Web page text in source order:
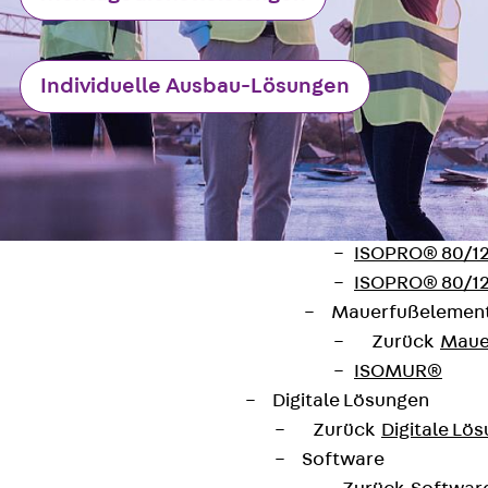
Wärmedämmung
Zurück
Zurück
ISOPRO®
ISOPRO® 120
ISOPRO® 80/
ISOPRO® 80/
Zurück
ISOMUR®
Digitale Lösungen
Zurück Digitale
Software
Individuelle Ausbau-Lösungen